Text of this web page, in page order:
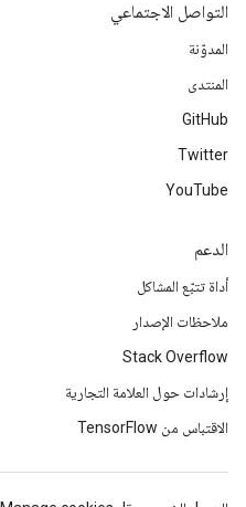
التواصل الاجتماعي
المدوّنة
المنتدى
GitHub
Twitter
YouTube
الدعم
أداة تتبّع المشاكل
ملاحظات الإصدار
Stack Overflow
إرشادات حول العلامة التجارية
الاقتباس من TensorFlow